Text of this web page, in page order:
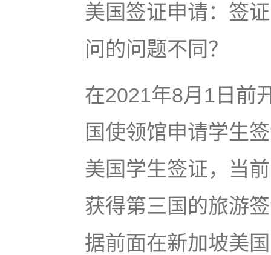
美国签证申请：签
问的问题不同？
在2021年8月1日前
国使领馆申请学生
美国学生签证，当
获得第三国的旅游
据前面在新加坡美